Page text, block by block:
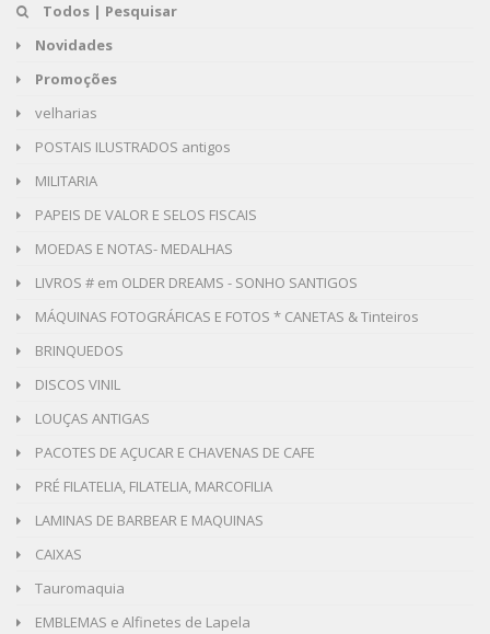
Todos | Pesquisar
Novidades
Promoções
velharias
POSTAIS ILUSTRADOS antigos
MILITARIA
PAPEIS DE VALOR E SELOS FISCAIS
MOEDAS E NOTAS- MEDALHAS
LIVROS # em OLDER DREAMS - SONHO SANTIGOS
MÁQUINAS FOTOGRÁFICAS E FOTOS * CANETAS & Tinteiros
BRINQUEDOS
DISCOS VINIL
LOUÇAS ANTIGAS
PACOTES DE AÇUCAR E CHAVENAS DE CAFE
PRÉ FILATELIA, FILATELIA, MARCOFILIA
LAMINAS DE BARBEAR E MAQUINAS
CAIXAS
Tauromaquia
EMBLEMAS e Alfinetes de Lapela